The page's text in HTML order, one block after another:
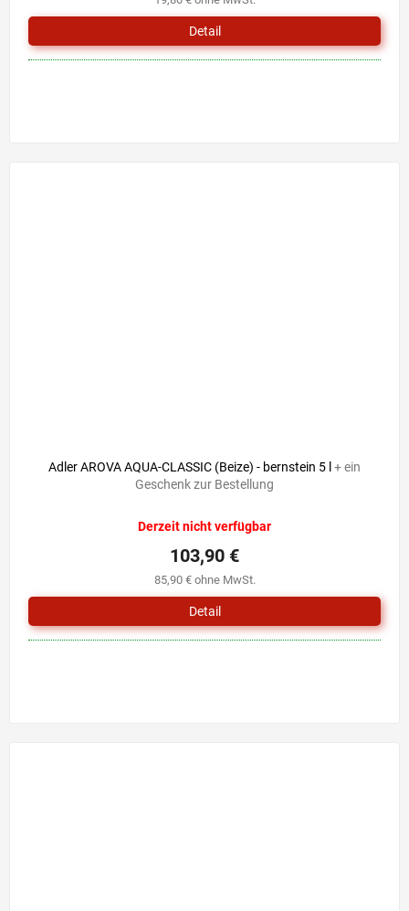
Detail
Adler AROVA AQUA-CLASSIC (Beize) - bernstein 5 l + ein
Geschenk zur Bestellung
Derzeit nicht verfügbar
85,90 € ohne MwSt.
103,90 €
Detail